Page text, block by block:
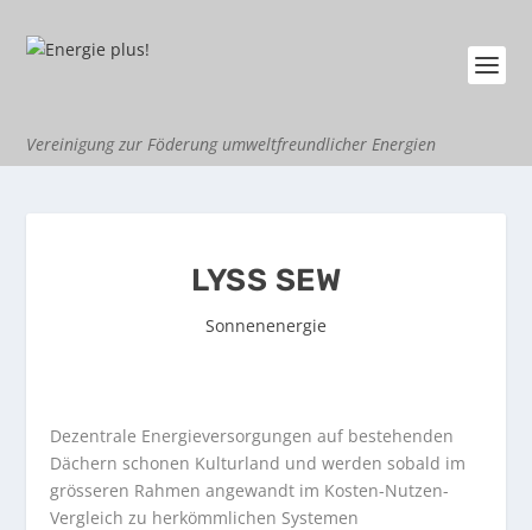
Vereinigung zur Föderung umweltfreundlicher Energien
LYSS SEW
Sonnenenergie
Dezentrale Energieversorgungen auf bestehenden
Dächern schonen Kulturland und werden sobald im
grösseren Rahmen angewandt im Kosten-Nutzen-
Vergleich zu herkömmlichen Systemen